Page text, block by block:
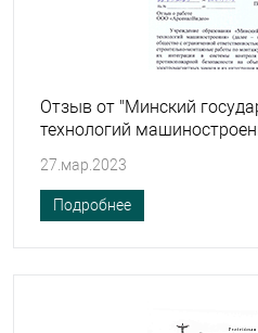
Отзыв от "Минский
технологий
27.мар.2023
Подробнее